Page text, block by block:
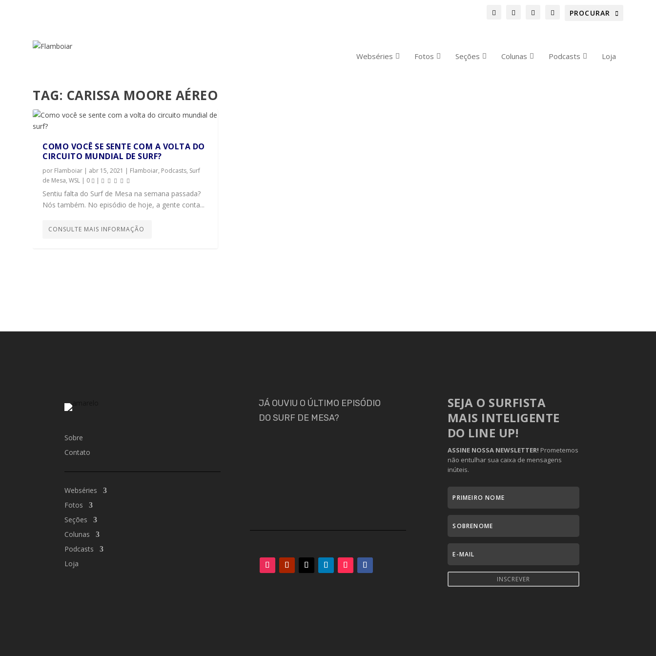
Webséries Fotos Seções Colunas Podcasts Loja
TAG: CARISSA MOORE AÉREO
COMO VOCÊ SE SENTE COM A VOLTA DO
CIRCUITO MUNDIAL DE SURF?
por Flamboiar | abr 15, 2021 | Flamboiar, Podcasts, Surf
de Mesa,WSL | 0 |
Sentiu falta do Surf de Mesa na semana passada?
Nós também. No episódio de hoje, a gente conta...
CONSULTE MAIS INFORMAÇÃO
Sobre
Contato
Webséries
Fotos
Seções
Colunas
Podcasts
Loja
JÁ OUVIU O ÚLTIMO EPISÓDIO
DO SURF DE MESA?
SEJA O SURFISTA
MAIS INTELIGENTE
DO LINE UP!
ASSINE NOSSA NEWSLETTER! Prometemos
não entulhar sua caixa de mensagens
inúteis.
INSCREVER